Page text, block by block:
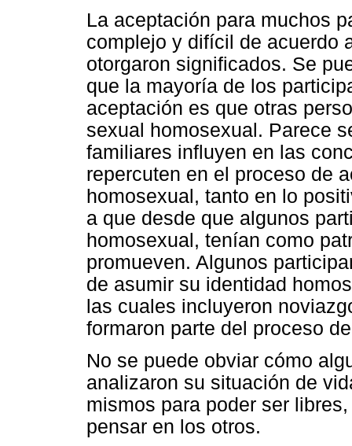
La aceptación para muchos
complejo y difícil de acuerdo
otorgaron significados. Se
que la mayoría de los
aceptación es que otras
sexual homosexual. Parece
familiares influyen en las
repercuten en el proceso de
homosexual, tanto en lo
a que desde que algunos
homosexual, tenían como
promueven. Algunos
de asumir su identidad
las cuales incluyeron
formaron parte del proceso
No se puede obviar cómo
analizaron su situación de
mismos para poder ser
pensar en los otros.